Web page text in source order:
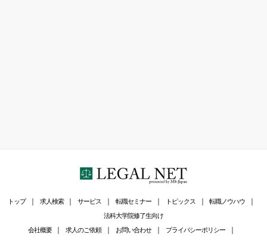
トップ 求人検索 サービス 転職セミナー トピックス
転職ノウハウ
法科大学院修了生向け
会社概要
求人のご依頼 お問い合わせ
プライバシーポリシー